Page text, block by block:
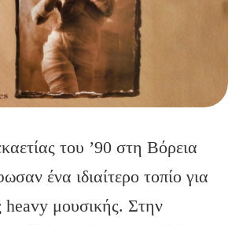
του ’90 στη Βόρεια
ένα ιδιαίτερο τοπίο για
heavy μουσικής. Στην